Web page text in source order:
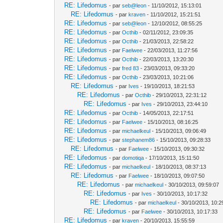
RE: Lifedomus - parseb@leon - 11/10/2012, 15:13:01
RE: Lifedomus - parkraven - 11/10/2012, 15:21:51
RE: Lifedomus - parseb@leon - 12/10/2012, 08:55:25
RE: Lifedomus - parOcthib - 02/11/2012, 23:09:35
RE: Lifedomus - parOcthib - 21/03/2013, 22:58:22
RE: Lifedomus - par Faelwee - 22/03/2013, 11:27:56
RE: Lifedomus - parOcthib - 22/03/2013, 13:20:30
RE: Lifedomus - parfred 83 - 23/03/2013, 09:33:20
RE: Lifedomus - parOcthib - 23/03/2013, 10:21:06
RE: Lifedomus - par Ives - 19/10/2013, 18:21:53
RE: Lifedomus - parOcthib - 29/10/2013, 22:31:12
RE: Lifedomus - par Ives - 29/10/2013, 23:44:10
RE: Lifedomus - parOcthib - 14/05/2013, 22:17:51
RE: Lifedomus - par Faelwee - 15/10/2013, 08:16:25
RE: Lifedomus - parmichaelkeul - 15/10/2013, 09:06:49
RE: Lifedomus - parstephanem86 - 15/10/2013, 09:28:33
RE: Lifedomus - par Faelwee - 15/10/2013, 09:30:32
RE: Lifedomus - pardomotiqa - 17/10/2013, 15:11:50
RE: Lifedomus - parmichaelkeul - 18/10/2013, 08:37:13
RE: Lifedomus - par Faelwee - 18/10/2013, 09:07:50
RE: Lifedomus - parmichaelkeul - 30/10/2013, 09:59:07
RE: Lifedomus - par Ives - 30/10/2013, 10:17:32
RE: Lifedomus - parmichaelkeul - 30/10/2013,
RE: Lifedomus - par Faelwee - 30/10/2013, 10:17:33
RE: Lifedomus - parkraven - 20/10/2013, 15:55:59